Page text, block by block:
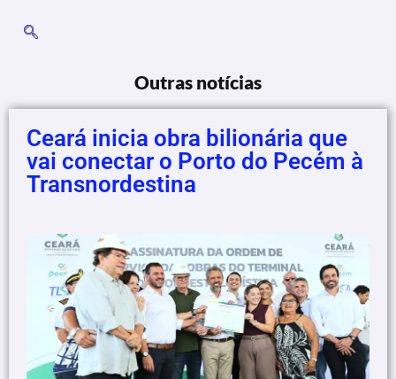
Outras notícias
Ceará inicia obra bilionária que
vai conectar o Porto do Pecém à
Transnordestina